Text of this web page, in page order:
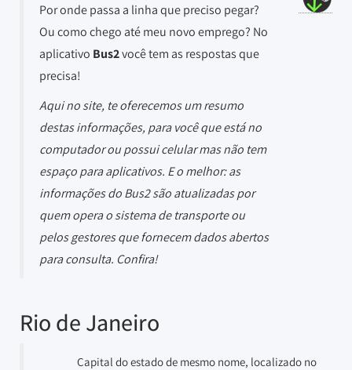
Por onde passa a linha que preciso pegar?
Ou como chego até meu novo emprego? No
aplicativo Bus2você tem as respostas que
precisa!
Aqui no site, te oferecemos um resumo
destas informações, para você que está no
computador ou possui celular mas não tem
espaço para aplicativos. E o melhor: as
informações do Bus2 são atualizadas por
quem opera o sistema de transporte ou
pelos gestores que fornecem dados abertos
para consulta. Confira!
Rio de Janeiro
Capital do estado de mesmo nome, localizado no